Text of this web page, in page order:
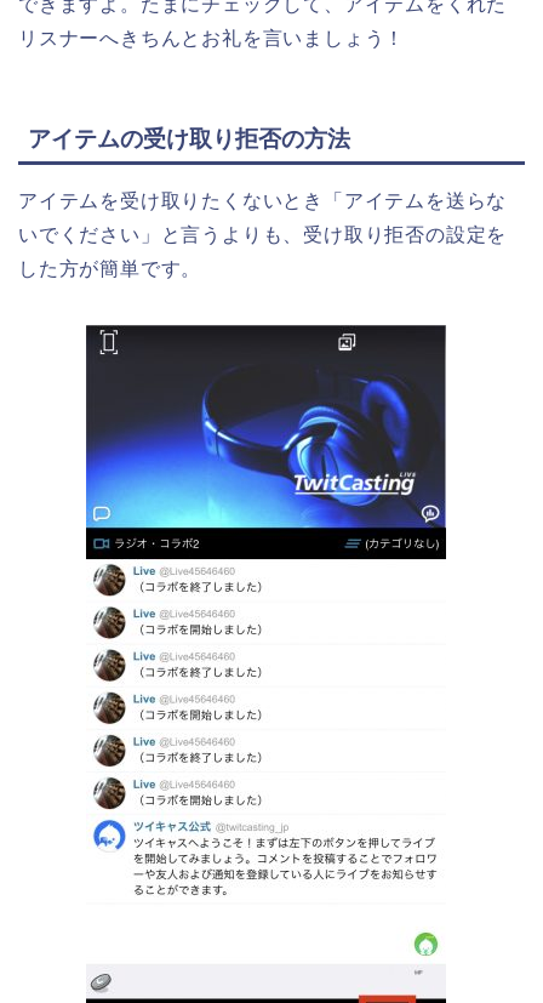
できますよ。たまにチェックして、アイテムをくれた
リスナーへきちんとお礼を言いましょう！
アイテムの受け取り拒否の方法
アイテムを受け取りたくないとき「アイテムを送らな
いでください」と言うよりも、受け取り拒否の設定を
した方が簡単です。